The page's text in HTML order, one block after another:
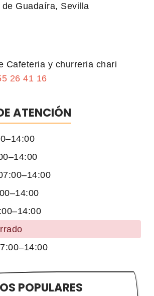
Guadaíra, Sevilla
Cafeteria y churreria chari
26 41 16
ATENCIÓN
POPULARES